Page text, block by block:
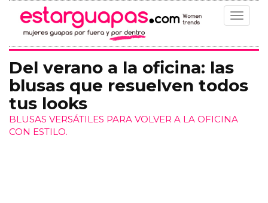
Toggle
Del verano a la oficina: las
blusas que resuelven todos
tus looks
BLUSAS VERSÁTILES PARA VOLVER A LA OFICINA
CON ESTILO.